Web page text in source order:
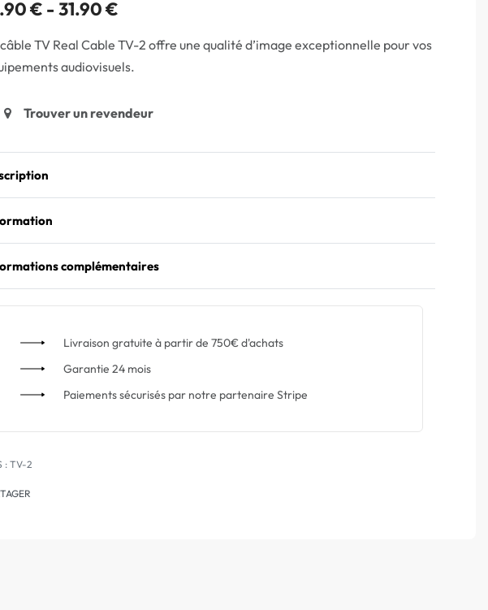
€ 31.90€
TV Real Cable TV-2 offre une qualité d’image exceptionnelle pour vos
audiovisuels.
Trouver un revendeur
complémentaires
Livraison gratuite à partir de 750€ d'achats
Garantie 24 mois
Paiements sécurisés par notre partenaire Stripe
TV-2